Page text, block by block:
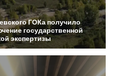
ГОКаполучило
государственной
экспертизы